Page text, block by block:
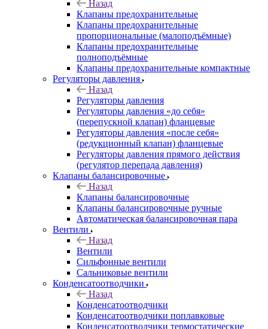
Назад
Клапаны предохранительные
Клапаны предохранительные
пропорциональные (малоподъёмные)
Клапаны предохранительные
полноподъёмные
Клапаны предохранительные компактные
Регуляторы давления
Назад
Регуляторы давления
Регуляторы давления «до себя»
(перепускной клапан) фланцевые
Регуляторы давления «после себя»
(редукционный клапан) фланцевые
Регуляторы давления прямого действия
(регулятор перепада давления)
Клапаны балансировочные
Назад
Клапаны балансировочные
Клапаны балансировочные ручные
Автоматическая балансировочная пара
Вентили
Назад
Вентили
Сильфонные вентили
Сальниковые вентили
Конденсатоотводчики
Назад
Конденсатоотводчики
Конденсатоотводчики поплавковые
Конденсатоотводчики термостатические